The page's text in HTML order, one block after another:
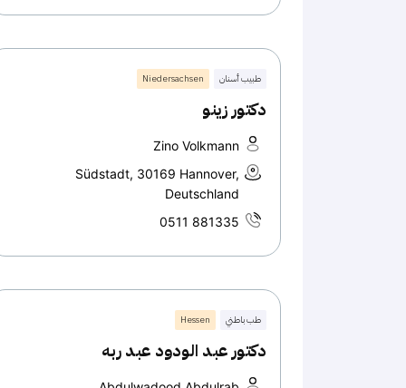
طبيب أسنان Niedersachsen
دكتور زينو
Zino Volkmann
Südstadt, 30169 Hannover,
Deutschland
0511 881335
طب باطني Hessen
دكتور عبد الودود عبد ربه